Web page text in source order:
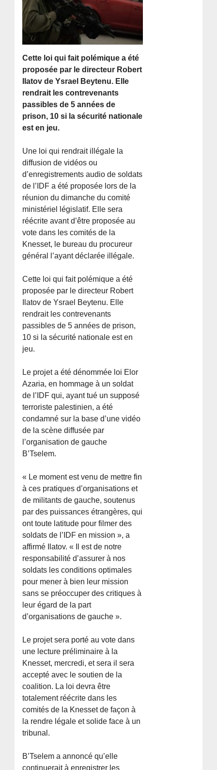
Cette loi qui fait polémique a été
proposée par le directeur Robert
Ilatov de Ysrael Beytenu. Elle
rendrait les contrevenants
passibles de 5 années de
prison, 10 si la sécurité nationale
est en jeu.
Une loi qui rendrait illégale la
diffusion de vidéos ou
d’enregistrements audio de soldats
de l’IDF a été proposée lors de la
réunion du dimanche du comité
ministériel législatif. Elle sera
réécrite avant d’être proposée au
vote dans les comités de la
Knesset, le bureau du procureur
général l’ayant déclarée illégale.
Cette loi qui fait polémique a été
proposée par le directeur Robert
Ilatov de Ysrael Beytenu. Elle
rendrait les contrevenants
passibles de 5 années de prison,
10 si la sécurité nationale est en
jeu.
Le projet a été dénommée loi Elor
Azaria, en hommage à un soldat
de l’IDF qui, ayant tué un supposé
terroriste palestinien, a été
condamné sur la base d’une vidéo
de la scène diffusée par
l’organisation de gauche
B’Tselem.
« Le moment est venu de mettre fin
à ces pratiques d’organisations et
de militants de gauche, soutenus
par des puissances étrangères, qui
ont toute latitude pour filmer des
soldats de l’IDF en mission », a
affirmé Ilatov. « Il est de notre
responsabilité d’assurer à nos
soldats les conditions optimales
pour mener à bien leur mission
sans se préoccuper des critiques à
leur égard de la part
d’organisations de gauche ».
Le projet sera porté au vote dans
une lecture préliminaire à la
Knesset, mercredi, et sera il sera
accepté avec le soutien de la
coalition. La loi devra être
totalement réécrite dans les
comités de la Knesset de façon à
la rendre légale et solide face à un
tribunal.
B’Tselem a annoncé qu’elle
continuerait à enregistrer les